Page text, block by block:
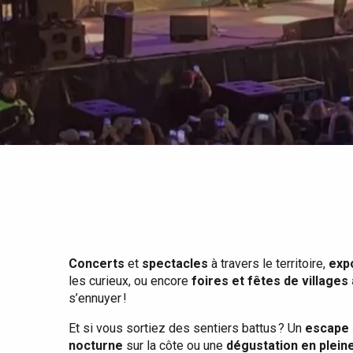
Tout l'agenda
Eté
Quand il pleut
Avec les enfants
Entre amis
Lieux branchés
Meilleurs brunch
Restaurants avec vue
Séjours en bord de
mer
Séjours en train
Concerts et spectacles à travers le territoire,
les curieux, ou encore foires et fêtes de villages
s’ennuyer !
Et si vous sortiez des sentiers battus ? Un escape
nocturne sur la côte ou une dégustation en